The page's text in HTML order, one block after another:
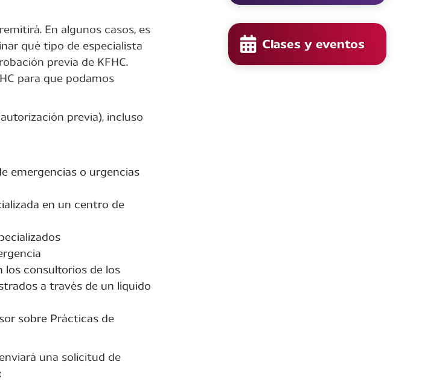
En algunos casos, es
qué tipo de especialista
previa de KFHC.
para que podamos
previa), incluso
emergencias o urgencias
en un centro de
los consultorios de los
a través de un líquido
sobre Prácticas de
una solicitud de
Clases y eventos